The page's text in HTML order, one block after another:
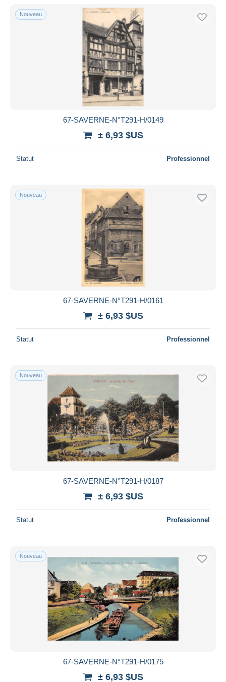
Nouveau
67-SAVERNE-N°T291-H/0149
± 6,93 $US
Statut Professionnel
Nouveau
67-SAVERNE-N°T291-H/0161
± 6,93 $US
Statut Professionnel
Nouveau
67-SAVERNE-N°T291-H/0187
± 6,93 $US
Statut Professionnel
Nouveau
67-SAVERNE-N°T291-H/0175
± 6,93 $US